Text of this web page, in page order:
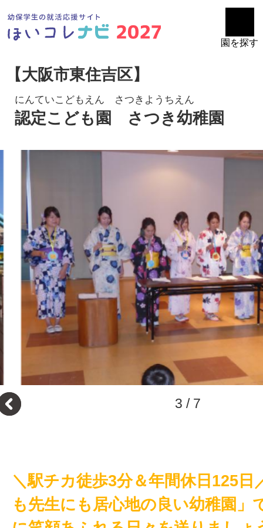
園を探す
【大阪市東住吉区】
にんていこどもえん さつきようちえん
認定こども園 さつき幼稚園
3 / 7
＼駅チカ徒歩3分＆年間休日125日
も先生にも居心地の良い幼稚園」